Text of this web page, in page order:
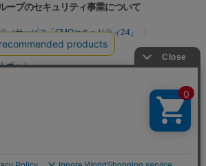
ープのセキュリティ事業について
ィサービス「GMOセキュリティ24」
サイトリスク診断
ボット
Security）